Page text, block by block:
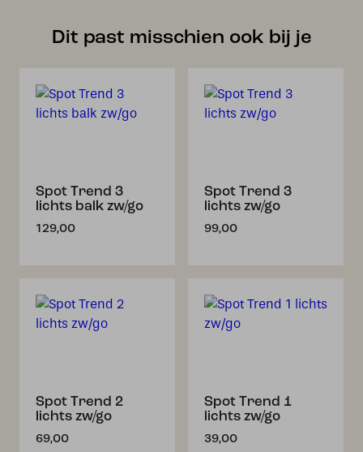
Dit past misschien ook bij je
Spot Trend 3
lichts balk zw/go
129,00
Spot Trend 3
lichts zw/go
99,00
Spot Trend 2
lichts zw/go
69,00
Spot Trend 1
lichts zw/go
39,00